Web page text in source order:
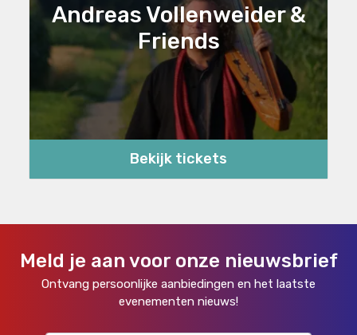
Andreas Vollenweider &
Friends
Bekijk tickets
Meld je aan voor onze nieuwsbrief
Ontvang persoonlijke aanbiedingen en het laatste
evenementen nieuws!